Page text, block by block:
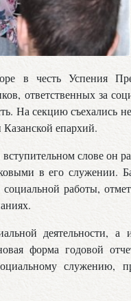
в честь Успения
ответственных за
На секцию съехались
епархий.
слове он
в его служении.
работы,
деятельности, а
форма годовой
служению,